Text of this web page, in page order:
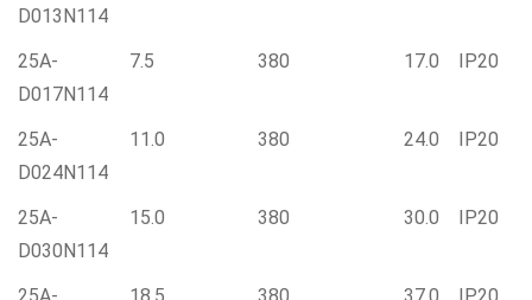
D013N114
25A-
D017N114
7.5 380 17.0 IP20
25A-
D024N114
11.0 380 24.0 IP20
25A-
D030N114
15.0 380 30.0 IP20